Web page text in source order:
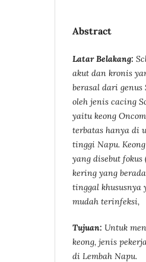
Abstract
Latar Belakang:
akut dan kronis
berasal dari genus
oleh jenis cacing
yaitu keong
terbatas hanya di
tinggi Napu.
yang disebut
kering yang
tinggal khususnya
mudah terinfeksi,
Tujuan: Untuk
keong, jenis
di Lembah Napu.